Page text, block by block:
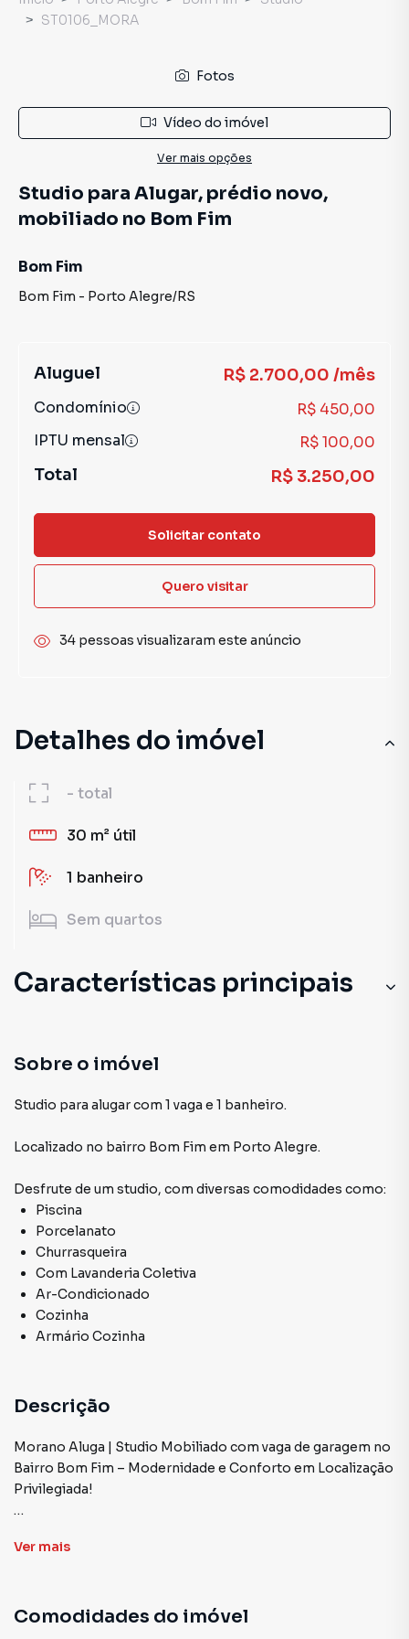
Detalhes do imóvel
- total
30 m² útil
1 banheiro
Sem quartos
Características principais
Sobre o imóvel
Studio para alugar com 1 vaga e 1 banheiro.
Localizado no bairro Bom Fim em Porto Alegre.
Desfrute de um studio, com diversas comodidades como:
Piscina
Porcelanato
Churrasqueira
Com Lavanderia Coletiva
Ar-Condicionado
Cozinha
Armário Cozinha
Descrição
Morano Aluga | Studio Mobiliado com vaga de garagem no
Bairro Bom Fim – Modernidade e Conforto em Localização
Privilegiada!
este lindo studio mobiliado é ideal para quem busca
garagem valor de aluguel R$ 3.900,00)
Ver mais
Comodidades do imóvel
ST0106_MORA
Fotos
Vídeo do imóvel
Ver mais opções
Studio para Alugar, prédio novo,
mobiliado no Bom Fim
Bom Fim
Bom Fim - Porto Alegre/RS
Aluguel R$ 2.700,00 /mês
Condomínio
R$ 450,00
IPTU mensal
R$ 100,00
Total R$ 3.250,00
Solicitar contato
Quero visitar
34 pessoas visualizaram este anúncio